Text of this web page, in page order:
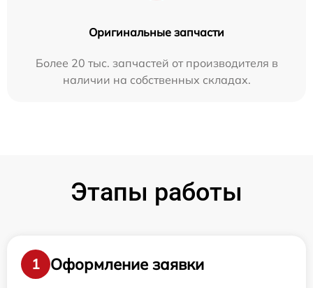
Оригинальные запчасти
Более 20 тыс. запчастей от производителя в
наличии на собственных складах.
Этапы работы
1
Оформление заявки